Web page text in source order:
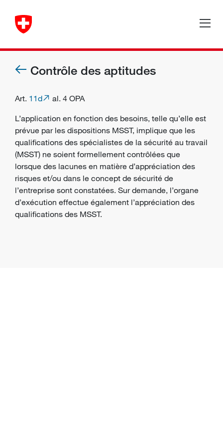
Contrôle des aptitudes
Art. 11d
al. 4 OPA
L’application en fonction des besoins, telle qu’elle est
prévue par les dispositions MSST, implique que les
qualifications des spécialistes de la sécurité au travail
(MSST) ne soient formellement contrôlées que
lorsque des lacunes en matière d’appréciation des
risques et/ou dans le concept de sécurité de
l’entreprise sont constatées. Sur demande, l’organe
d’exécution effectue également l’appréciation des
qualifications des MSST.